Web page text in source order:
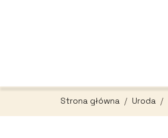
Strona główna / Uroda /